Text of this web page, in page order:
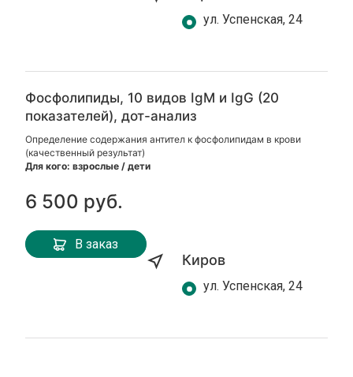
ул. Успенская, 24
Фосфолипиды, 10 видов IgM и IgG (20
показателей), дот-анализ
Определение содержания антител к фосфолипидам в крови
(качественный результат)
Для кого: взрослые / дети
6 500 руб.
В заказ
Киров
ул. Успенская, 24